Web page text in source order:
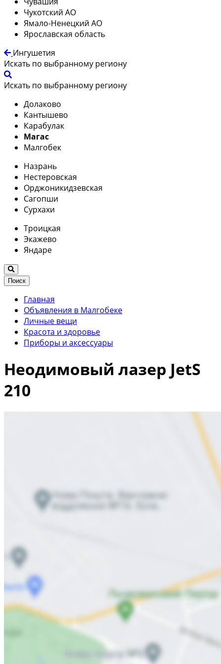
Чукотский АО
Ямало-Ненецкий АО
Ярославская область
Ингушетия
Искать по выбранному региону
Искать по выбранному региону
Долаково
Кантышево
Карабулак
Магас
Малгобек
Назрань
Нестеровская
Орджоникидзевская
Сагопши
Сурхахи
Троицкая
Экажево
Яндаре
Поиск
Главная
Объявления в Малгобеке
Личные вещи
Красота и здоровье
Приборы и аксессуары
Неодимовый лазер JetS
210